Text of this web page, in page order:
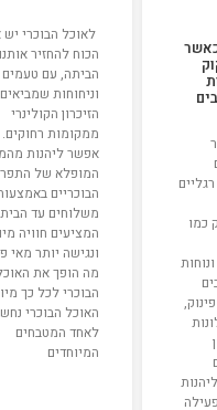
כמו
לאוכל הבוכרי
הכוח להחזיר אותנו
הביתה, עם טעמים
וניחוחות
הזיכרון הקולינרי
ממקומות רחוקים.
אפשר ליהנות
המופלא של
הבוכריים
משלוחים עד
המציעים חוויה
ונגישה יותר מאי
מה הופך את
הבוכרי לכל כך
האוכל הבוכרי
לאחד המטבחים
המיוחדים